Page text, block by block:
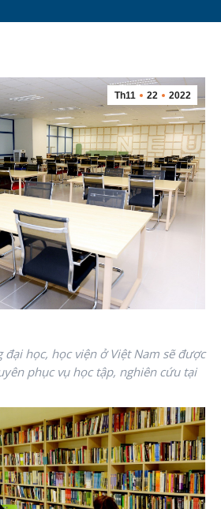
Th11 22 2022
đại học, học viện ở Việt Nam sẽ được
phục vụ học tập, nghiên cứu tại